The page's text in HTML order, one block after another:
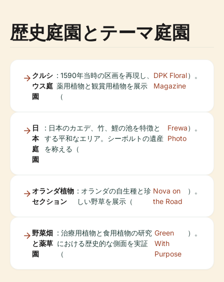
歴史庭園とテーマ庭園
クルシ
ウス庭
園
: 1590年当時の区画を再現し、
薬用植物と観賞用植物を展示
（
DPK Floral
Magazine
）。
日
本
庭
園
: 日本のカエデ、竹、鯉の池を特徴と
する平和なエリア。シーボルトの遺産
を称える（
Frewa
Photo
）。
オランダ植物
セクション
: オランダの自生種と珍
しい野草を展示（
Nova on
the Road
）。
野菜畑
と薬草
園
: 治療用植物と食用植物の研究
における歴史的な側面を実証
（
Green
With
Purpose
）。